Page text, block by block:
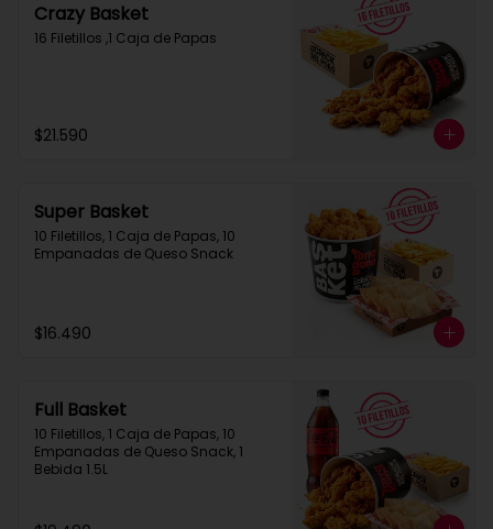
Crazy Basket
16 Filetillos ,1 Caja de Papas
$21.590
Super Basket
10 Filetillos, 1 Caja de Papas, 10
Empanadas de Queso Snack
$16.490
Full Basket
10 Filetillos, 1 Caja de Papas, 10
Empanadas de Queso Snack, 1
Bebida 1.5L